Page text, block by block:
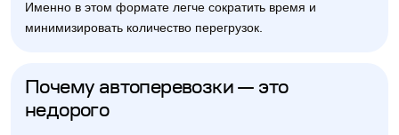
Именно в этом формате легче сократить время и
минимизировать количество перегрузок.
Почему автоперевозки — это
недорого